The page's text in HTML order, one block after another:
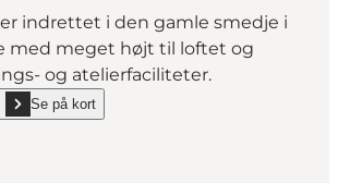
er indrettet i den gamle smedje i
med meget højt til loftet og
og atelierfaciliteter.
Ewald"
Se på kort
show Galleri Ewald on_map